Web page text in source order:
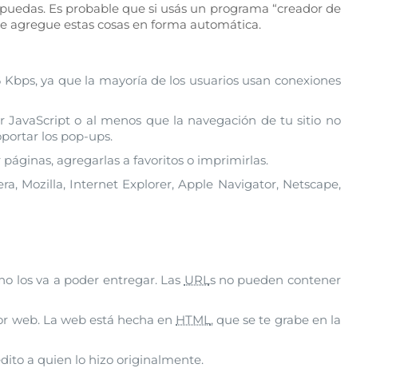
Es probable que si usás un programa “creador de
agregue estas cosas en forma automática.
ya que la mayoría de los usuarios usan conexiones
JavaScript o al menos que la navegación de tu sitio no
los pop-ups.
agregarlas a favoritos o imprimirlas.
Mozilla, Internet Explorer, Apple Navigator, Netscape,
los va a poder entregar. Las URLs no pueden contener
web. La web está hecha en HTML, que se te grabe en la
a quien lo hizo originalmente.